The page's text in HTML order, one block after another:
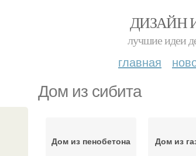
ДИЗАЙН
лучшие идеи
главная
Дом из сибита
Дом из пенобетона Дом из